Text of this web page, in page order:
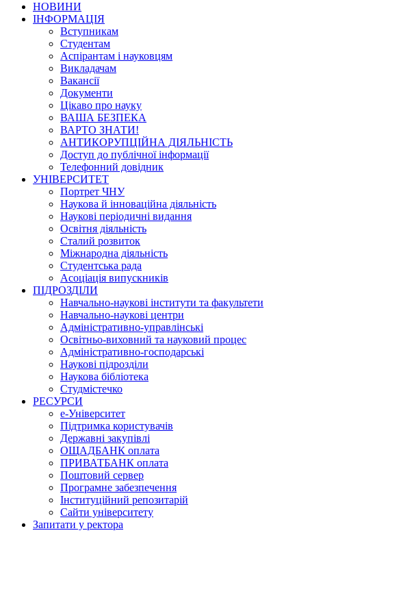
НОВИНИ
ІНФОРМАЦІЯ
Вступникам
Студентам
Аспірантам і науковцям
Викладачам
Вакансії
Документи
Цікаво про науку
ВАША БЕЗПЕКА
ВАРТО ЗНАТИ!
АНТИКОРУПЦІЙНА ДІЯЛЬНІСТЬ
Доступ до публічної інформації
Телефонний довідник
УНІВЕРСИТЕТ
Портрет ЧНУ
Наукова й інноваційна діяльність
Наукові періодичні видання
Освітня діяльність
Сталий розвиток
Міжнародна діяльність
Студентська рада
Асоціація випускників
ПІДРОЗДІЛИ
Навчально-наукові інститути та факультети
Навчально-наукові центри
Адміністративно-управлінські
Освітньо-виховний та науковий процес
Адміністративно-господарські
Наукові підрозділи
Наукова бібліотека
Студмістечко
РЕСУРСИ
е-Університет
Підтримка користувачів
Державні закупівлі
ОЩАДБАНК оплата
ПРИВАТБАНК оплата
Поштовий сервер
Програмне забезпечення
Інституційний репозитарій
Сайти університету
Запитати у ректора